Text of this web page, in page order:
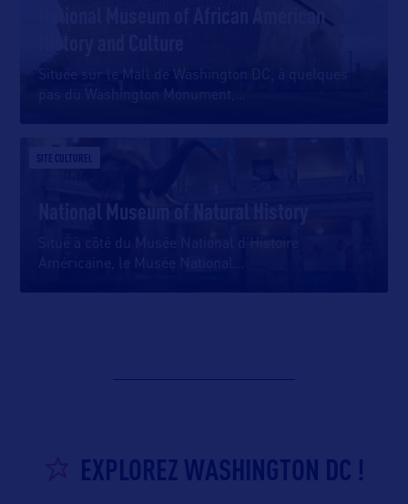
National Museum of African American
Située sur le Mall de Washington DC, à quelques
pas du Washington Monument,
SITE CULTUREL
National Museum of Natural History
Situé à côté du Musée National d’Histoire
Américaine, le Musée National
EXPLOREZ WASHINGTON DC !